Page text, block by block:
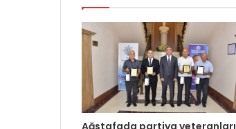
Ağstafada partiya veteranları